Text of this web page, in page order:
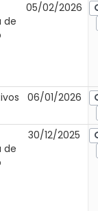
de
05/02/2026
06/01/2026
de
30/12/2025